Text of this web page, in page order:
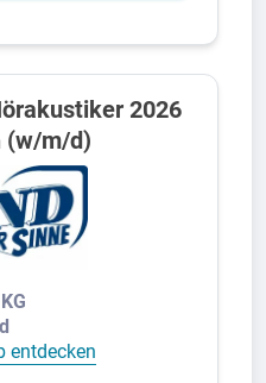
2026
(w/m/d)
entdecken